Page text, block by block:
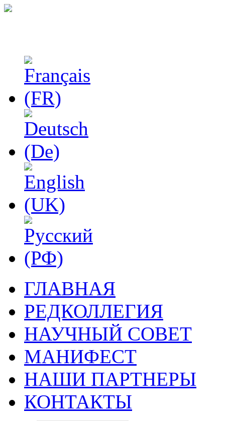
ГЛАВНАЯ
РЕДКОЛЛЕГИЯ
НАУЧНЫЙ СОВЕТ
МАНИФЕСТ
НАШИ ПАРТНЕРЫ
КОНТАКТЫ